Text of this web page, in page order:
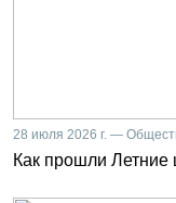
28 июля 2026 г. —
Как прошли Летние